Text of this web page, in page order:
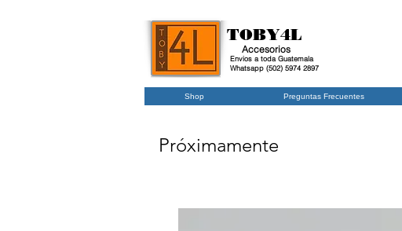
TOBY4L
Accesorios
Envios a toda Guatemala
Whatsapp (502) 5974 2897
Shop Preguntas Frecuentes
Próximamente